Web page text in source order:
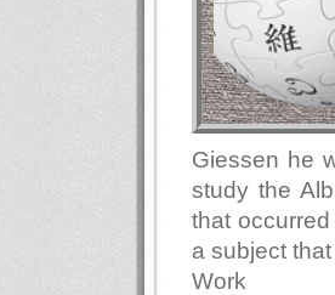
Giessen he
study the
that
a subject
Work